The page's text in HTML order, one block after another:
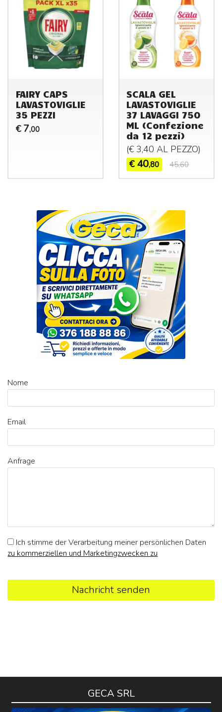
FAIRY CAPS
LAVASTOVIGLIE
35 PEZZI
€ 7,00
SCALA GEL
LAVASTOVIGLIE
37 LAVAGGI 750
ML (Confezione
da 12 pezzi)
(€ 3,40 AL PEZZO)
€ 40,80 45,60
Nome
Email
Anfrage
Ich stimme der Verarbeitung meiner persönlichen Daten
zu kommerziellen und Marketingzwecken zu
Nachricht senden
GECA SRL